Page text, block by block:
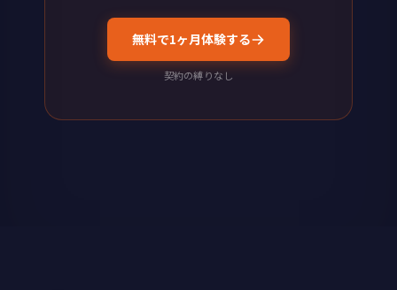
無料で1ヶ月体験する
契約の縛りなし